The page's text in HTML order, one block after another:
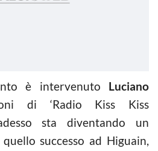
è intervenuto Luciano
di ‘Radio Kiss Kiss
sta diventando un
successo ad Higuain,